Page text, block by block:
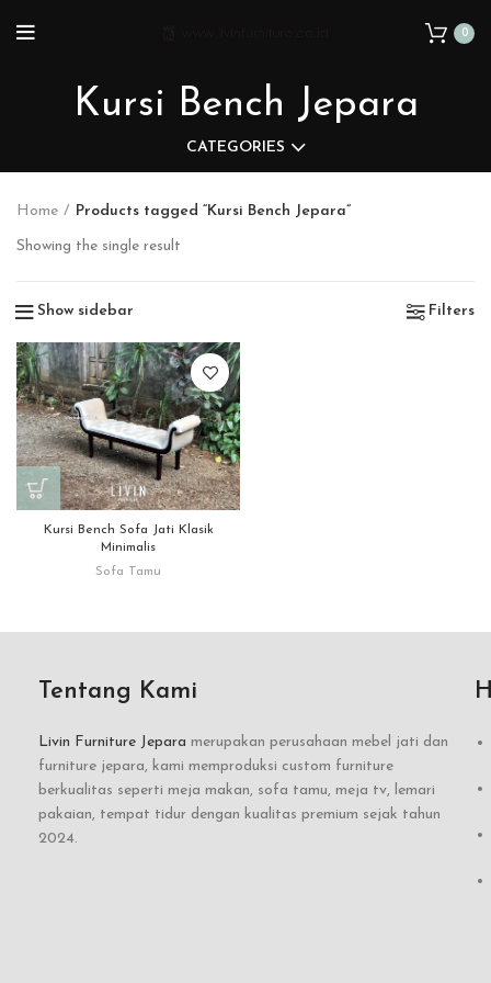
0
Kursi Bench Jepara
CATEGORIES
Home Products tagged “Kursi Bench Jepara”
Showing the single result
Show sidebar Filters
Kursi Bench Sofa Jati Klasik
Minimalis
Sofa Tamu
Tentang Kami
Livin Furniture Jepara merupakan perusahaan mebel jati dan
furniture jepara, kami memproduksi custom furniture
berkualitas seperti meja makan, sofa tamu, meja tv, lemari
pakaian, tempat tidur dengan kualitas premium sejak tahun
2024.